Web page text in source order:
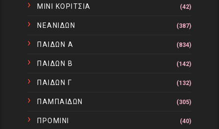
ΜΙΝΙ ΚΟΡΙΤΣΙΑ (42)
ΝΕΑΝΙΔΩΝ (387)
ΠΑΙΔΩΝ Α (834)
ΠΑΙΔΩΝ Β (142)
ΠΑΙΔΩΝ Γ (132)
ΠΑΜΠΑΙΔΩΝ (305)
ΠΡΟΜΙΝΙ (40)